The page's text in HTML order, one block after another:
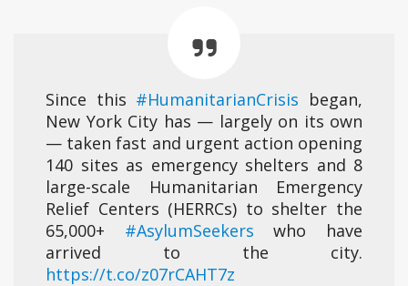
Since this #HumanitarianCrisis began,
New York City has — largely on its own
— taken fast and urgent action opening
140 sites as emergency shelters and 8
large-scale Humanitarian Emergency
Relief Centers (HERRCs) to shelter the
65,000+ #AsylumSeekers who have
arrived to the city.
https://t.co/z07rCAHT7z